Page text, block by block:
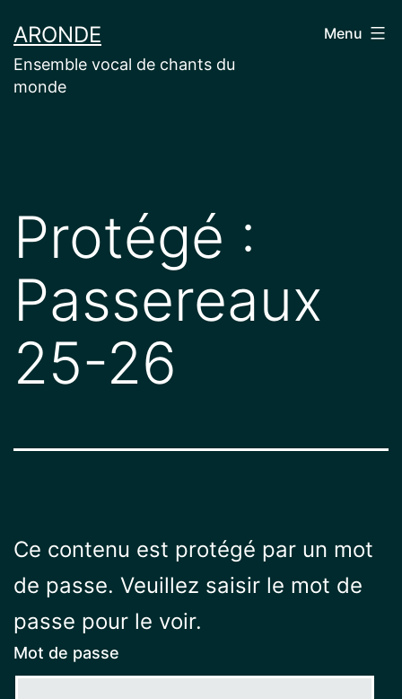
au
contenu
ARONDE
Ensemble vocal de chants du
monde
Menu
Protégé :
Passereaux
25-26
Ce contenu est protégé par un mot
de passe. Veuillez saisir le mot de
passe pour le voir.
Mot de passe